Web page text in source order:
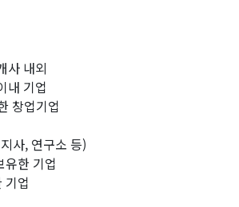
사 내외
내 기업
창업기업
사, 연구소 등)
한 기업
기업